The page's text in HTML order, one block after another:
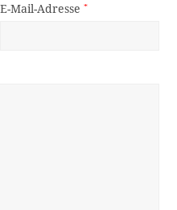
E-Mail-Adresse*